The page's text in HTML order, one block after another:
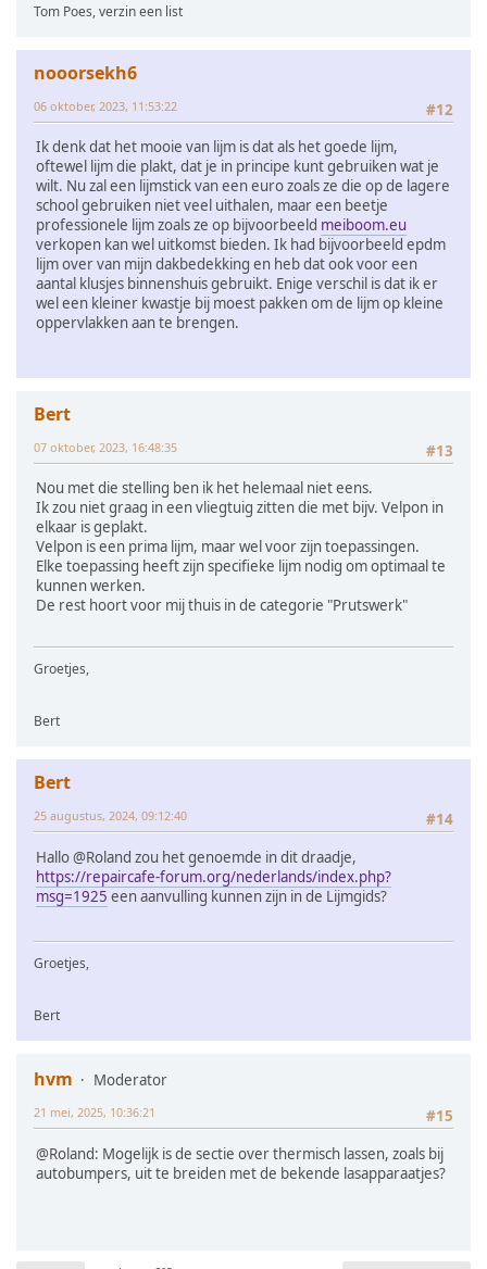
Tom Poes, verzin een list
nooorsekh6
#12
06 oktober, 2023, 11:53:22
Ik denk dat het mooie van lijm is dat als het goede lijm,
oftewel lijm die plakt, dat je in principe kunt gebruiken wat je
wilt. Nu zal een lijmstick van een euro zoals ze die op de lagere
school gebruiken niet veel uithalen, maar een beetje
professionele lijm zoals ze op bijvoorbeeld meiboom.eu
verkopen kan wel uitkomst bieden. Ik had bijvoorbeeld epdm
lijm over van mijn dakbedekking en heb dat ook voor een
aantal klusjes binnenshuis gebruikt. Enige verschil is dat ik er
wel een kleiner kwastje bij moest pakken om de lijm op kleine
oppervlakken aan te brengen.
Bert
#13
07 oktober, 2023, 16:48:35
Nou met die stelling ben ik het helemaal niet eens.
Ik zou niet graag in een vliegtuig zitten die met bijv. Velpon in
elkaar is geplakt.
Velpon is een prima lijm, maar wel voor zijn toepassingen.
Elke toepassing heeft zijn specifieke lijm nodig om optimaal te
kunnen werken.
De rest hoort voor mij thuis in de categorie "Prutswerk"
Groetjes,
Bert
Bert
#14
25 augustus, 2024, 09:12:40
Hallo @Roland zou het genoemde in dit draadje,
https://repaircafe-forum.org/nederlands/index.php?
msg=1925 een aanvulling kunnen zijn in de Lijmgids?
Groetjes,
Bert
hvm
Moderator
#15
21 mei, 2025, 10:36:21
@Roland: Mogelijk is de sectie over thermisch lassen, zoals bij
autobumpers, uit te breiden met de bekende lasapparaatjes?